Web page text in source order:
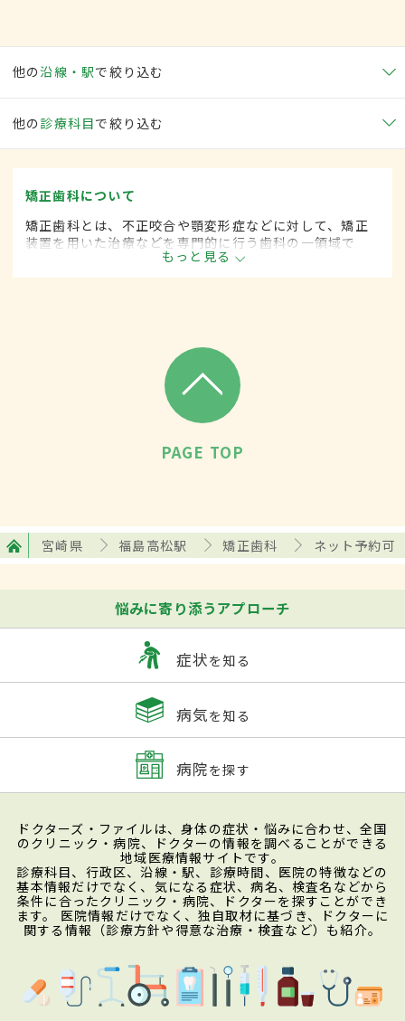
他の沿線・駅で絞り込む
他の 診療科目で絞り込む
矯正歯科について
矯正歯科とは、不正咬合や顎変形症などに対して、矯正
装置を用いた治療などを専門的に行う歯科の一領域で
もっと見る
PAGE TOP
宮崎県 福島高松駅 矯正歯科 ネット予約可
悩みに寄り添うアプローチ
症状を知る
病気を知る
病院を探す
ドクターズ・ファイルは、身体の症状・悩みに合わせ、全国
のクリニック・病院、ドクターの情報を調べることができる
地域医療情報サイトです。
診療科目、行政区、沿線・駅、診療時間、医院の特徴などの
基本情報だけでなく、気になる症状、病名、検査名などから
条件に合ったクリニック・病院、ドクターを探すことができ
ます。 医院情報だけでなく、独自取材に基づき、ドクターに
関する情報（診療方針や得意な治療・検査など）も紹介。